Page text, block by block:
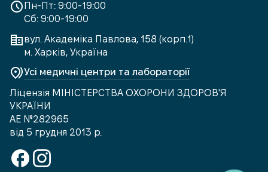
Пн-Пт: 9:00-19:00
Сб: 9:00-19:00
вул. Академіка Павлова, 158 (корп.1)
м. Харків, Україна
Усі медичні центри та лабораторії
Ліцензія МІНІСТЕРСТВА ОХОРОНИ ЗДОРОВ'Я
УКРАЇНИ
АЕ №282965
від 5 грудня 2013 р.